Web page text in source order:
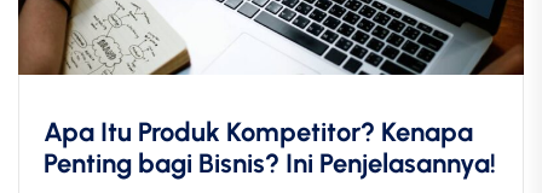
Apa Itu Produk Kompetitor? Kenapa
Penting bagi Bisnis? Ini Penjelasannya!